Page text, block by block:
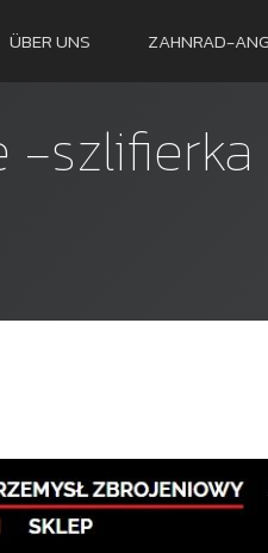
ÜBER UNS ZAHNRAD-
-